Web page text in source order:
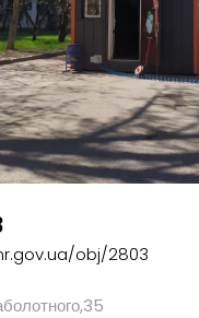
/obj/2803